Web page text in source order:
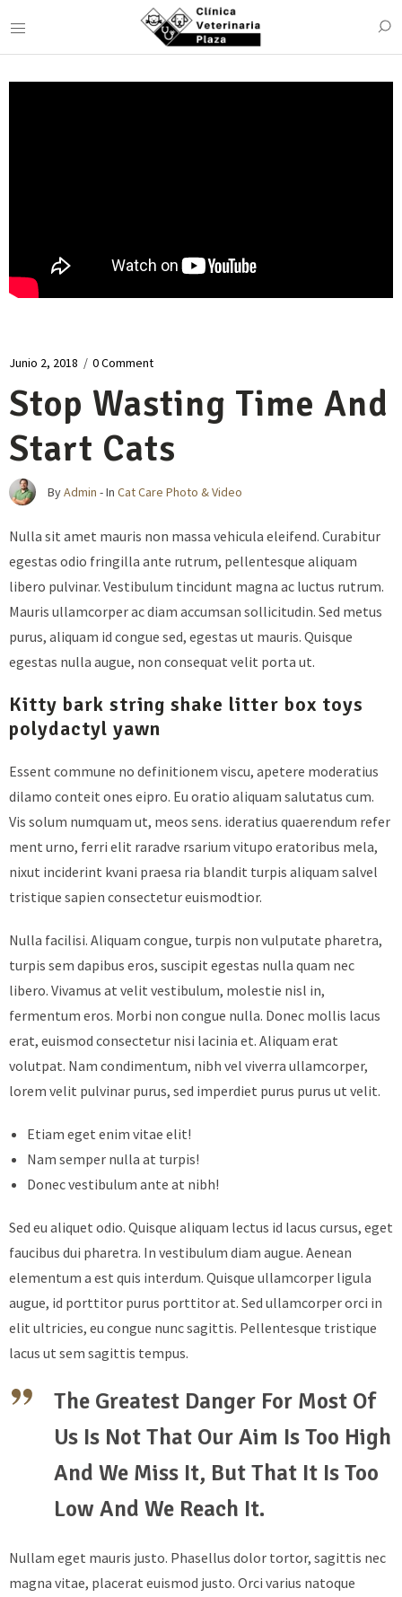
Junio 2, 2018 / 0 Comment
Stop Wasting Time And
Start Cats
ByAdmin - In Cat Care Photo & Video
Nulla sit amet mauris non massa vehicula eleifend. Curabitur
egestas odio fringilla ante rutrum, pellentesque aliquam
libero pulvinar. Vestibulum tincidunt magna ac luctus rutrum.
Mauris ullamcorper ac diam accumsan sollicitudin. Sed metus
purus, aliquam id congue sed, egestas ut mauris. Quisque
egestas nulla augue, non consequat velit porta ut.
Kitty bark string shake litter box toys
polydactyl yawn
Essent commune no definitionem viscu, apetere moderatius
dilamo conteit ones eipro. Eu oratio aliquam salutatus cum.
Vis solum numquam ut, meos sens. ideratius quaerendum refer
ment urno, ferri elit raradve rsarium vitupo eratoribus mela,
nixut inciderint kvani praesa ria blandit turpis aliquam salvel
tristique sapien consectetur euismodtior.
Nulla facilisi. Aliquam congue, turpis non vulputate pharetra,
turpis sem dapibus eros, suscipit egestas nulla quam nec
libero. Vivamus at velit vestibulum, molestie nisl in,
fermentum eros. Morbi non congue nulla. Donec mollis lacus
erat, euismod consectetur nisi lacinia et. Aliquam erat
volutpat. Nam condimentum, nibh vel viverra ullamcorper,
lorem velit pulvinar purus, sed imperdiet purus purus ut velit.
Etiam eget enim vitae elit!
Nam semper nulla at turpis!
Donec vestibulum ante at nibh!
Sed eu aliquet odio. Quisque aliquam lectus id lacus cursus, eget
faucibus dui pharetra. In vestibulum diam augue. Aenean
elementum a est quis interdum. Quisque ullamcorper ligula
augue, id porttitor purus porttitor at. Sed ullamcorper orci in
elit ultricies, eu congue nunc sagittis. Pellentesque tristique
lacus ut sem sagittis tempus.
The Greatest Danger For Most Of
Us Is Not That Our Aim Is Too High
And We Miss It, But That It Is Too
Low And We Reach It.
Nullam eget mauris justo. Phasellus dolor tortor, sagittis nec
magna vitae, placerat euismod justo. Orci varius natoque